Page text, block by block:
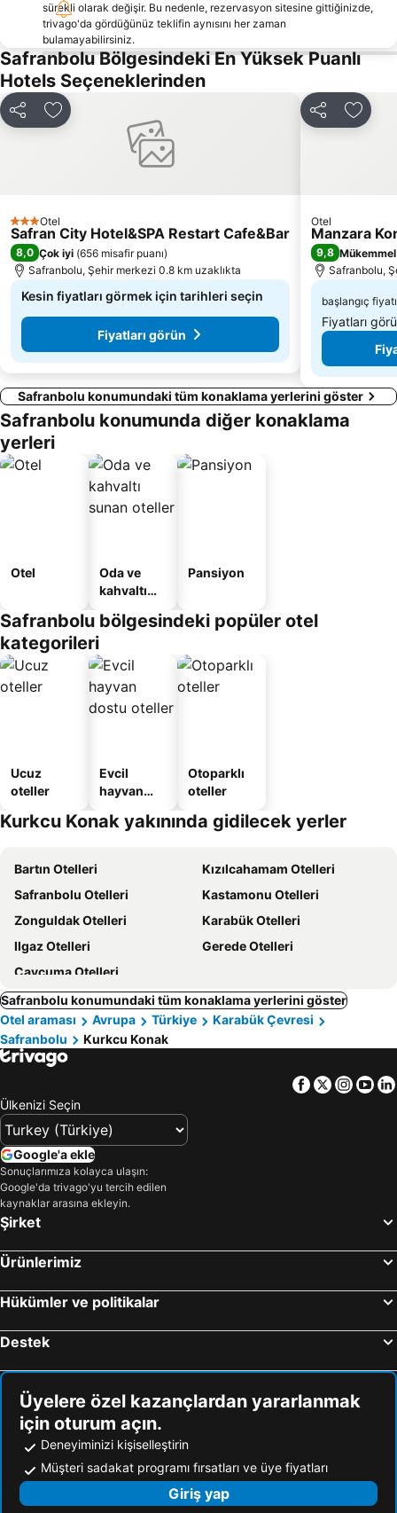
sürekli olarak değişir. Bu nedenle, rezervasyon sitesine gittiğinizde,
trivago'da gördüğünüz teklifin aynısını her zaman
bulamayabilirsiniz.
Safranbolu Bölgesindeki En Yüksek Puanlı
Hotels Seçeneklerinden
Paylaş Favorilerime ekle
3 Yıldız
Otel
Safran City Hotel&SPA Restart Cafe&Bar
8,0 Çok iyi (656 misafir puanı)
Safranbolu, Şehir merkezi 0.8 km uzaklıkta
Kesin fiyatları görmek için tarihleri seçin
Fiyatları görün
Paylaş
Otel
Manzara
9,8 Mükemmel
Safranbolu,
başlangıç fiyatı
Fiyatları
Safranbolu konumundaki tüm konaklama yerlerini göster
Safranbolu konumunda diğer konaklama
yerleri
Otel
Oda ve
kahvaltı
oteller
Pansiyon
Safranbolu bölgesindeki popüler otel
kategorileri
Ucuz
oteller
Evcil
hayvan
oteller
Otoparklı
oteller
Kurkcu Konak yakınında gidilecek yerler
Bartın Otelleri
Kızılcahamam Otelleri
Safranbolu Otelleri
Kastamonu Otelleri
Zonguldak Otelleri
Karabük Otelleri
Ilgaz Otelleri
Gerede Otelleri
Çaycuma Otelleri
Safranbolu konumundaki tüm konaklama yerlerini göster
Otel araması
Avrupa Türkiye
Karabük Çevresi
Safranbolu
Kurkcu Konak
Facebook
Twitter
Ülkenizi Seçin
Google'a ekle
Sonuçlarımıza kolayca ulaşın:
Google'da trivago'yu tercih edilen
kaynaklar arasına ekleyin.
Şirket
Ürünlerimiz
Hükümler ve politikalar
Destek
Üyelere özel kazançlardan yararlanmak
için oturum açın.
Deneyiminizi kişiselleştirin
Müşteri sadakat programı fırsatları ve üye fiyatları
Giriş yap